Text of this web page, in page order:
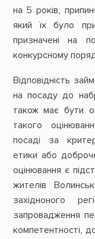
на 5 років,
який їх було
призначені на
конкурсному
Відповідність
на посаду до
також має бути
такого
посаді за
етики або
оцінювання є
жителів
західноного
запровадження
компетентності,